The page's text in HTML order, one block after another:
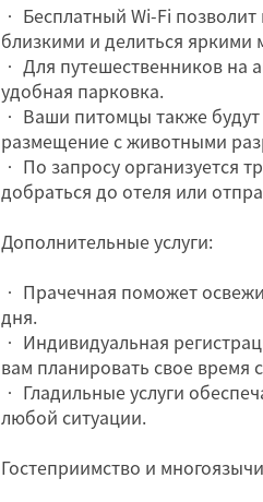
• Бесплатный Wi-Fi позволит
близкими и делиться
• Для путешественников на
удобная парковка.
• Ваши питомцы также
размещение с животными
• По запросу организуется
добраться до отеля или
Дополнительные услуги:
• Прачечная поможет
дня.
• Индивидуальная
вам планировать свое время
• Гладильные услуги
любой ситуации.
Гостеприимство и